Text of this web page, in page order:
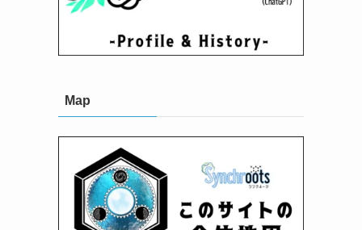
Map